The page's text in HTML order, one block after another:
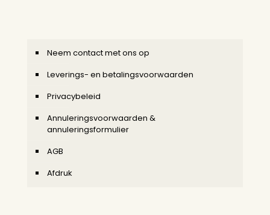
Neem contact met ons op
Leverings- en betalingsvoorwaarden
Privacybeleid
Annuleringsvoorwaarden &
annuleringsformulier
AGB
Afdruk